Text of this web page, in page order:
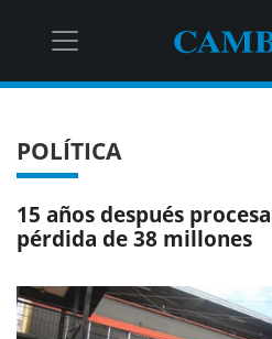
POLÍTICA
15 años después
pérdida de 38 millones